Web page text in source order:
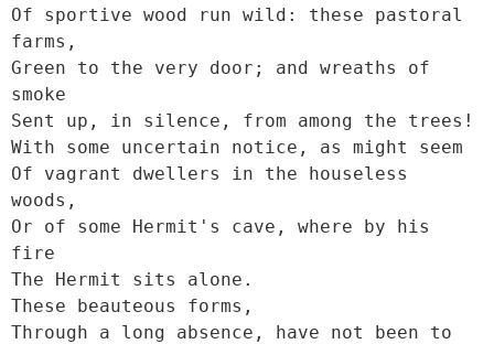
Of sportive wood run wild: these pastoral
farms,
Green to the very door; and wreaths of
smoke
Sent up, in silence, from among the trees!
With some uncertain notice, as might seem
Of vagrant dwellers in the houseless
woods,
Or of some Hermit's cave, where by his
fire
The Hermit sits alone.
These beauteous forms,
Through a long absence, have not been to